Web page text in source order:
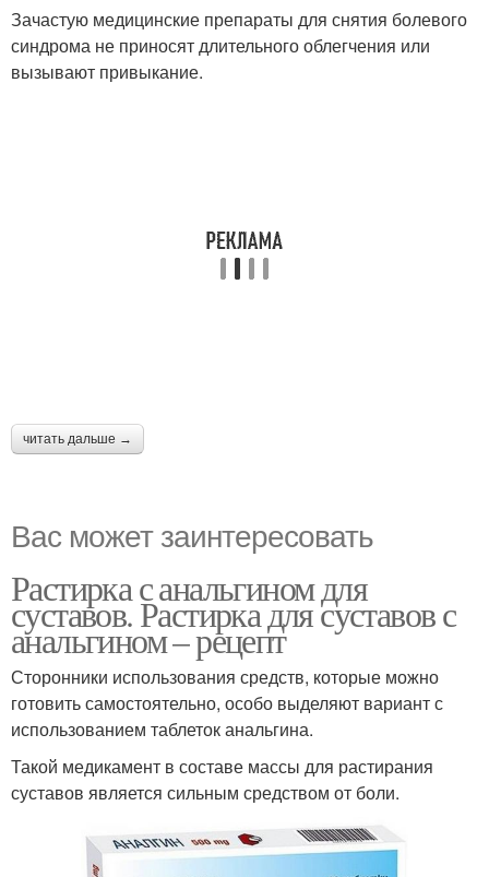
Зачастую медицинские препараты для снятия болевого
синдрома не приносят длительного облегчения или
вызывают привыкание.
читать дальше →
Вас может заинтересовать
Растирка с анальгином для
суставов. Растирка для суставов с
анальгином – рецепт
Сторонники использования средств, которые можно
готовить самостоятельно, особо выделяют вариант с
использованием таблеток анальгина.
Такой медикамент в составе массы для растирания
суставов является сильным средством от боли.